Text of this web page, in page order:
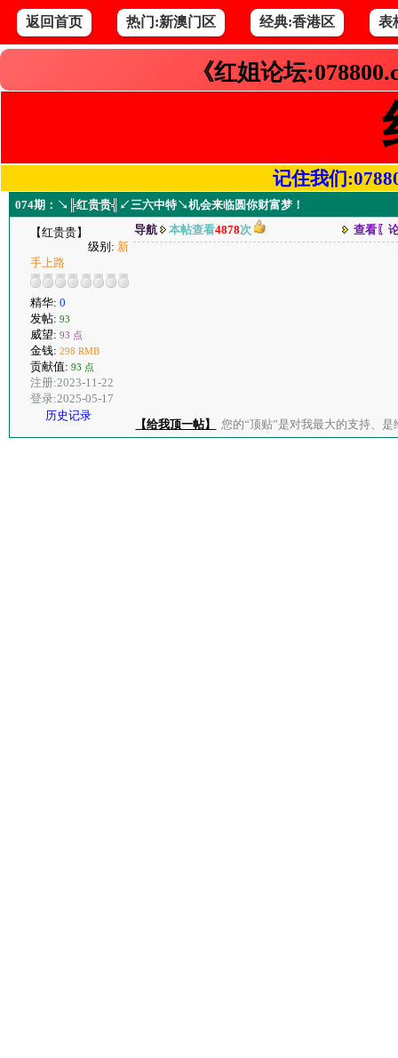
返回首页 热门:新澳门区 经典:香港区 表
《红姐论坛
记住我们
074期：↘╠红贵贵╣↙三六中特↘机会来临圆你财富梦！
【红贵贵】
级别: 新
手上路
精华: 0
发帖: 93
威望: 93 点
金钱: 298 RMB
贡献值: 93 点
注册:2023-11-22
登录:2025-05-17
历史记录
导航 本帖查看4878次 查看〖
【给我顶一帖】 您的“顶贴”是对我最大的支持、